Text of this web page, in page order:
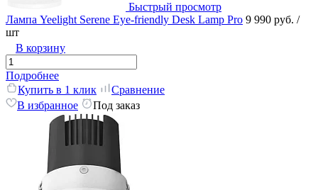
Быстрый просмотр
Лампа Yeelight Serene Eye-friendly Desk Lamp Pro 9 990 руб. /
шт
В корзину
Подробнее
Купить в 1 клик
Сравнение
В избранное
Под заказ